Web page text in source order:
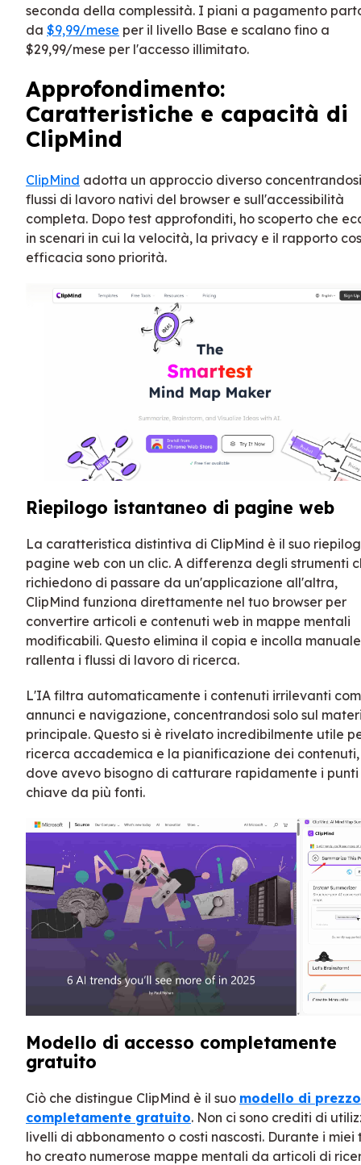
seconda della complessità. I piani a pagamento
da $9,99/mese per il livello Base e scalano fino a
$29,99/mese per l'accesso illimitato.
Approfondimento:
Caratteristiche e capacità di
ClipMind
ClipMind adotta un approccio diverso
flussi di lavoro nativi del browser e sull'accessibilità
completa. Dopo test approfonditi, ho scoperto che
in scenari in cui la velocità, la privacy e il rapporto
efficacia sono priorità.
Riepilogo istantaneo di pagine web
La caratteristica distintiva di ClipMind è il suo
pagine web con un clic. A differenza degli strumenti
richiedono di passare da un'applicazione all'altra,
ClipMind funziona direttamente nel tuo browser per
convertire articoli e contenuti web in mappe mentali
modificabili. Questo elimina il copia e incolla
rallenta i flussi di lavoro di ricerca.
L'IA filtra automaticamente i contenuti irrilevanti
annunci e navigazione, concentrandosi solo sul
principale. Questo si è rivelato incredibilmente utile
ricerca accademica e la pianificazione dei contenuti,
dove avevo bisogno di catturare rapidamente i punti
chiave da più fonti.
Modello di accesso completamente
gratuito
Ciò che distingue ClipMind è il suo modello di prezzo
completamente gratuito. Non ci sono crediti di
livelli di abbonamento o costi nascosti. Durante i miei
ho creato numerose mappe mentali da articoli di